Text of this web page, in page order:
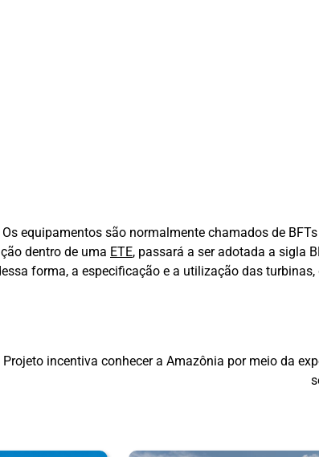
equipamentos são normalmente chamados de BFTs
dentro de uma ETE, passará a ser adotada a sigla
forma, a especificação e a utilização das turbinas,
Projeto incentiva conhecer a Amazônia por meio da